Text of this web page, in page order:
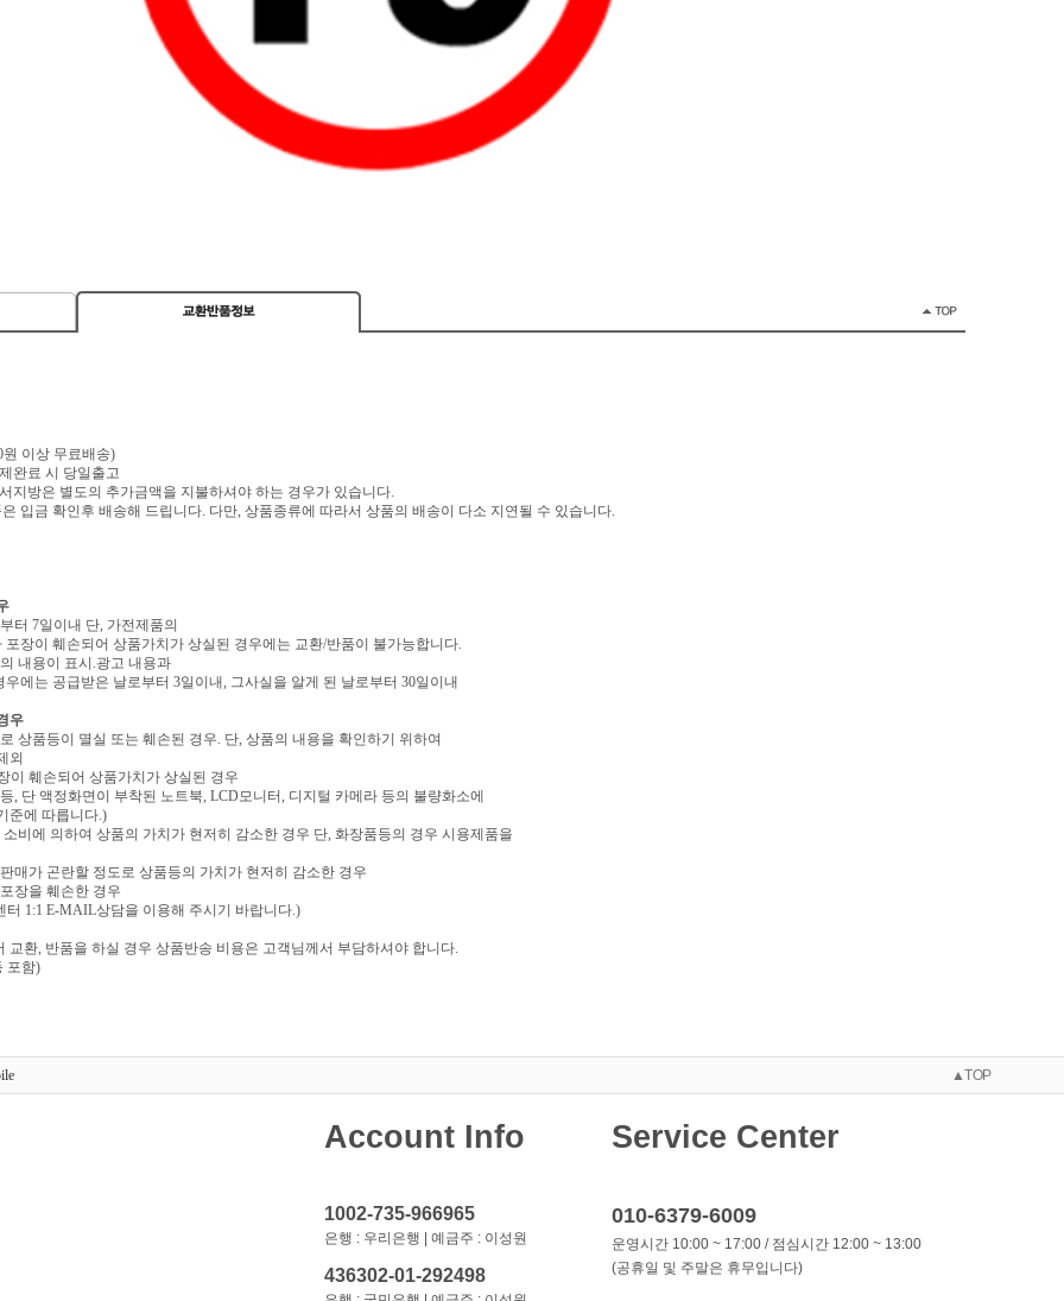
원 이상 무료배송)
완료 시 당일출고
지방은 별도의 추가금액을 지불하셔야 하는 경우가 있습니다.
입금 확인후 배송해 드립니다. 다만, 상품종류에 따라서 상품의 배송이 다소 지연될 수 있습니다.
터 7일이내 단, 가전제품의
장이 훼손되어 상품가치가 상실된 경우에는 교환/반품이 불가능합니다.
내용이 표시.광고 내용과
에는 공급받은 날로부터 3일이내, 그사실을 알게 된 날로부터 30일이내
우
상품등이 멸실 또는 훼손된 경우. 단, 상품의 내용을 확인하기 위하여
외
이 훼손되어 상품가치가 상실된 경우
, 단 액정화면이 부착된 노트북, LCD모니터, 디지털 카메라 등의 불량화소에
준에 따릅니다.)
비에 의하여 상품의 가치가 현저히 감소한 경우 단, 화장품등의 경우 시용제품을
매가 곤란할 정도로 상품등의 가치가 현저히 감소한 경우
장을 훼손한 경우
터 1:1 E-MAIL상담을 이용해 주시기 바랍니다.)
환, 반품을 하실 경우 상품반송 비용은 고객님께서 부담하셔야 합니다.
포함)
▲TOP
Account Info
1002-735-966965
은행 : 우리은행 | 예금주 : 이성원
436302-01-292498
Service Center
010-6379-6009
운영시간 10:00 ~ 17:00 / 점심시간 12:00 ~ 13:00
(공휴일 및 주말은 휴무입니다)